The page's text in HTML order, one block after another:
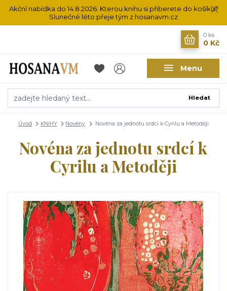
Akční nabídka do 14.8.2026. Kterou knihu si přiberete do košíku?
Slunečné léto přeje tým z hosanavm.cz
Menu
Hledat
0 ks
0 Kč
Úvod KNIHY Novény Novéna za jednotu srdcí k Cyrilu a Metoději
Novéna za jednotu srdcí k
Cyrilu a Metoději